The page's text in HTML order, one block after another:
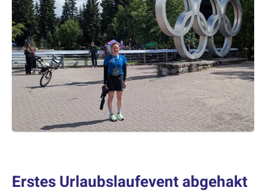
Erstes Urlaubslaufevent abgehakt